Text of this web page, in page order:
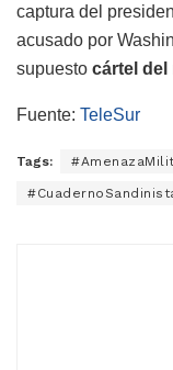
captura del
acusado por
supuesto cártel
Fuente: TeleSur
Tags: